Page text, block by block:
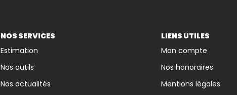
NOS SERVICES
Estimation
Nos outils
Nos actualités
LIENS UTILES
Mon compte
Nos honoraires
Mentions légales